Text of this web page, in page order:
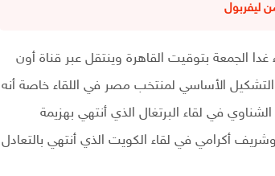
ليفربول
الجمعة بتوقيت القاهرة وينتقل عبر قناة أون
الأساسي لمنتخب مصر في اللقاء خاصة أنه
في لقاء البرتغال الذي أنتهي بهزيمة
أنتهي بالهزيمة 1/0 ، وشريف أكرامي في لقاء الكويت الذي أنتهي بالتعادل